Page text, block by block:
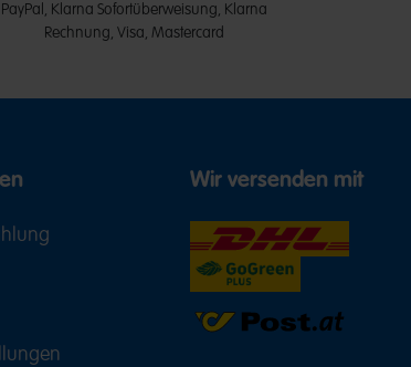
PayPal, Klarna Sofortüberweisung, Klarna
Rechnung, Visa, Mastercard
Wir versenden mit